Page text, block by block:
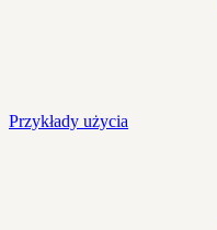
Przykłady użycia